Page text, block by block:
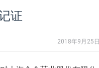
证
2018年9月25日